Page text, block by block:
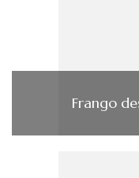
Frango